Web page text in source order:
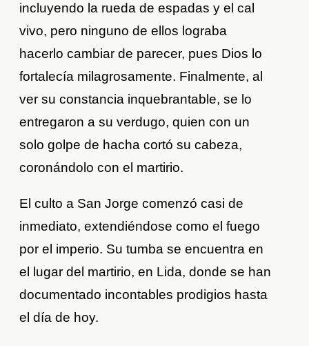
incluyendo la rueda de espadas y el cal
vivo, pero ninguno de ellos lograba
hacerlo cambiar de parecer, pues Dios lo
fortalecía milagrosamente. Finalmente, al
ver su constancia inquebrantable, se lo
entregaron a su verdugo, quien con un
solo golpe de hacha cortó su cabeza,
coronándolo con el martirio.
El culto a San Jorge comenzó casi de
inmediato, extendiéndose como el fuego
por el imperio. Su tumba se encuentra en
el lugar del martirio, en Lida, donde se han
documentado incontables prodigios hasta
el día de hoy.